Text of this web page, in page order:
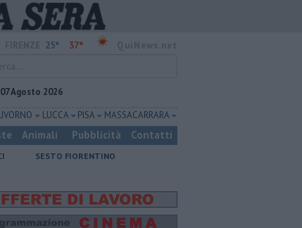
25° 37°
07 Agosto 2026
LUCCA PISA MASSA CARRARA
Animali Pubblicità Contatti
SESTO FIORENTINO